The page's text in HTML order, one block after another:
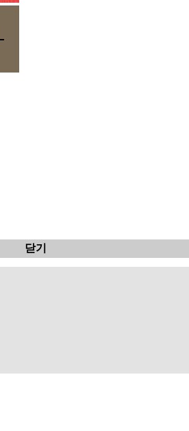
닫기